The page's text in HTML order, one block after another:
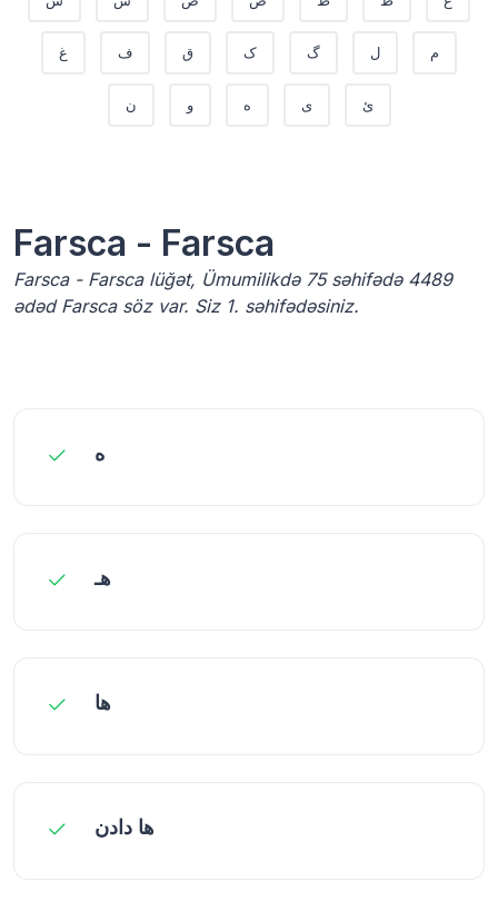
غ ف ق ک گ ل م
ن و ه ی ئ
Farsca - Farsca
Farsca - Farsca lüğət, Ümumilikdə 75 səhifədə 4489
ədəd Farsca söz var. Siz 1. səhifədəsiniz.
ه
هـ
ها
ها دادن